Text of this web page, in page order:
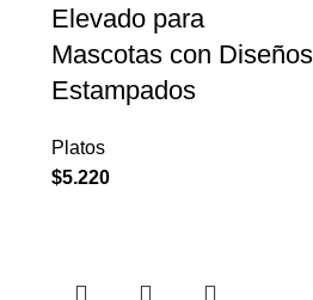
Elevado para
Mascotas con Diseños
Estampados
Platos
$5.220